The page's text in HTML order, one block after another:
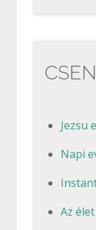
Jezsu
Napi
Az